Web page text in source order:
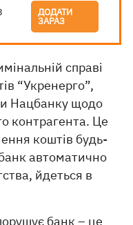
ДОДАТИ
ЗАРАЗ
справі
“Укренерго”,
Нацбанку щодо
контрагента. Це
коштів будь-
автоматично
йдеться в
банк – це